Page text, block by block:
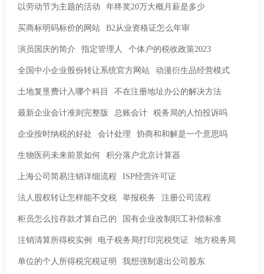
以劳动节为主题的活动 年终奖20万大概月薪是多少
买商标明码标价的网站 B2从业资格证怎么年审
演员国庆的简介 指定管理人 个体户的税收政策2023
全国中小企业股份转让系统官方网站 动漫衍生品经营模式
土地复垦费计入哪个科目 不在注册地址办公的解决方法
最新企业会计准则完整版 总账会计 税务局的人怕投诉吗
企业按时纳税的好处 会计处理 协商和和解是一个意思吗
生物医药未来前景如何 积分落户北京计算器
上海公司简易注销详细流程 ISP经营许可证
法人股权转让怎样能不交税 举报税务 注册公司流程
柜员怎么拉存款才算自己的 国有企业改制职工补偿标准
注销清算所得税实例 电子税务局打印完税凭证 地方税务局
单位的个人所得税完税证明 我想强制退出公司股东